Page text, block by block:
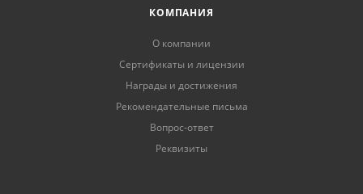
КОМПАНИЯ
О компании
Сертификаты и лицензии
Награды и достижения
Рекомендательные письма
Вопрос-ответ
Реквизиты